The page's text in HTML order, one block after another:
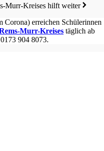
Murr-Kreises hilft weiter
Corona) errei­chen Schüle­rin­nen
Murr-Kreises täglich ab
904 8073.